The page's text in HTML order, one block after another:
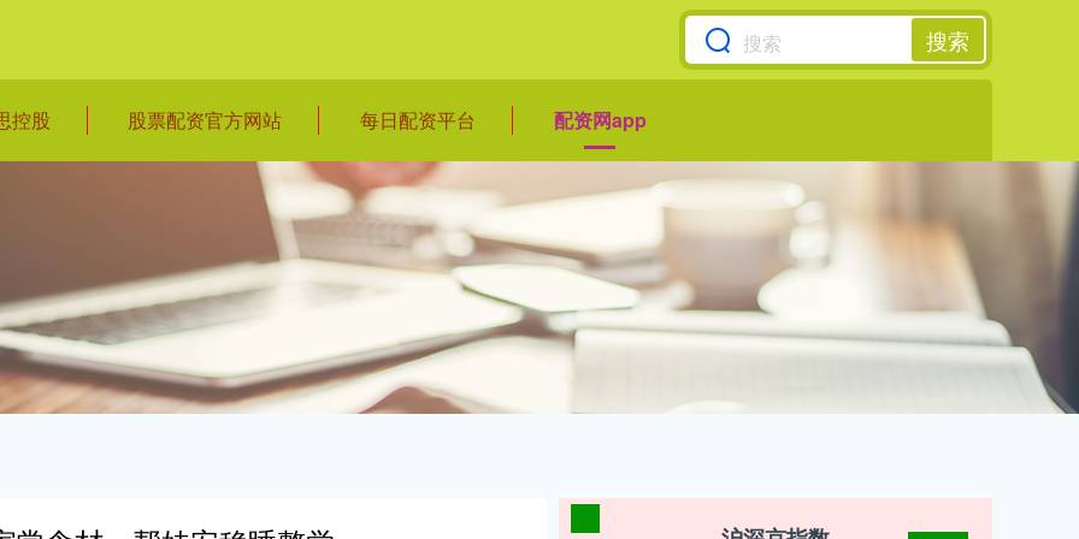
搜索
控股 股票配资官方网站 每日配资平台 配资网app